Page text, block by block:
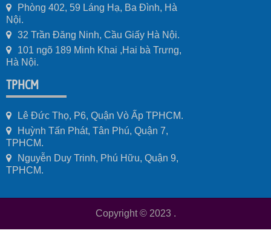
Phòng 402, 59 Láng Hạ, Ba Đình, Hà
Nội.
32 Trần Đăng Ninh, Cầu Giấy Hà Nội.
101 ngõ 189 Minh Khai ,Hai bà Trưng,
Hà Nội.
TPHCM
Lê Đức Thọ, P6, Quận Vò Ấp TPHCM.
Huỳnh Tấn Phát, Tân Phú, Quận 7,
TPHCM.
Nguyễn Duy Trinh, Phú Hữu, Quận 9,
TPHCM.
Copyright © 2023 .